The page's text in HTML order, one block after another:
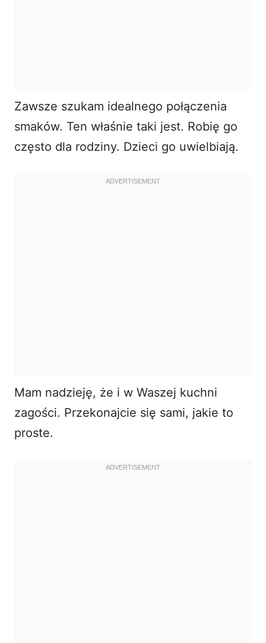
Zawsze szukam idealnego połączenia
smaków. Ten właśnie taki jest. Robię go
często dla rodziny. Dzieci go uwielbiają.
Mam nadzieję, że i w Waszej kuchni
zagości. Przekonajcie się sami, jakie to
proste.